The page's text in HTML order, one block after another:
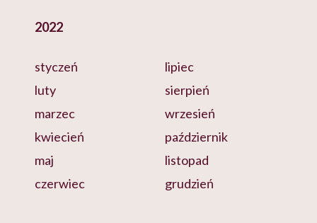
2022
styczeń
luty
marzec
kwiecień
maj
czerwiec
lipiec
sierpień
wrzesień
październik
listopad
grudzień